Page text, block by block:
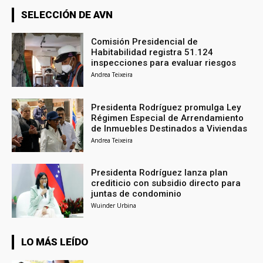
SELECCIÓN DE AVN
Comisión Presidencial de
Habitabilidad registra 51.124
inspecciones para evaluar riesgos
Andrea Teixeira
Presidenta Rodríguez promulga Ley
Régimen Especial de Arrendamiento
de Inmuebles Destinados a Viviendas
Andrea Teixeira
Presidenta Rodríguez lanza plan
crediticio con subsidio directo para
juntas de condominio
Wuinder Urbina
LO MÁS LEÍDO